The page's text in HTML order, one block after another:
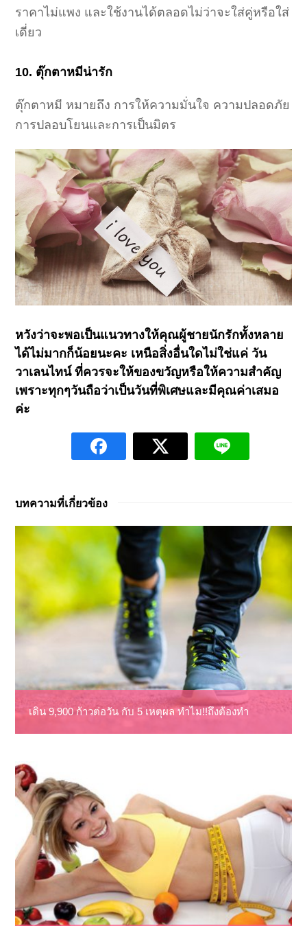
ราคาไม่แพง และใช้งานได้ตลอดไม่ว่าจะใส่คู่หรือใส่
เดี่ยว
10. ตุ๊กตาหมีน่ารัก
ตุ๊กตาหมี หมายถึง การให้ความมั่นใจ ความปลอดภัย
การปลอบโยนและการเป็นมิตร
หวังว่าจะพอเป็นแนวทางให้คุณผู้ชายนักรักทั้งหลาย
ได้ไม่มากก็น้อยนะคะ เหนือสิ่งอื่นใดไม่ใช่แค่ วัน
วาเลนไทน์ ที่ควรจะให้ของขวัญหรือให้ความสำคัญ
เพราะทุกๆวันถือว่าเป็นวันที่พิเศษและมีคุณค่าเสมอ
ค่ะ
บทความที่เกี่ยวข้อง
เดิน 9,900 ก้าวต่อวัน กับ 5 เหตุผล ทำไม!!ถึงต้องทำ